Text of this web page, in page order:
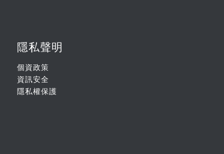
隱私聲明
個資政策
資訊安全
隱私權保護